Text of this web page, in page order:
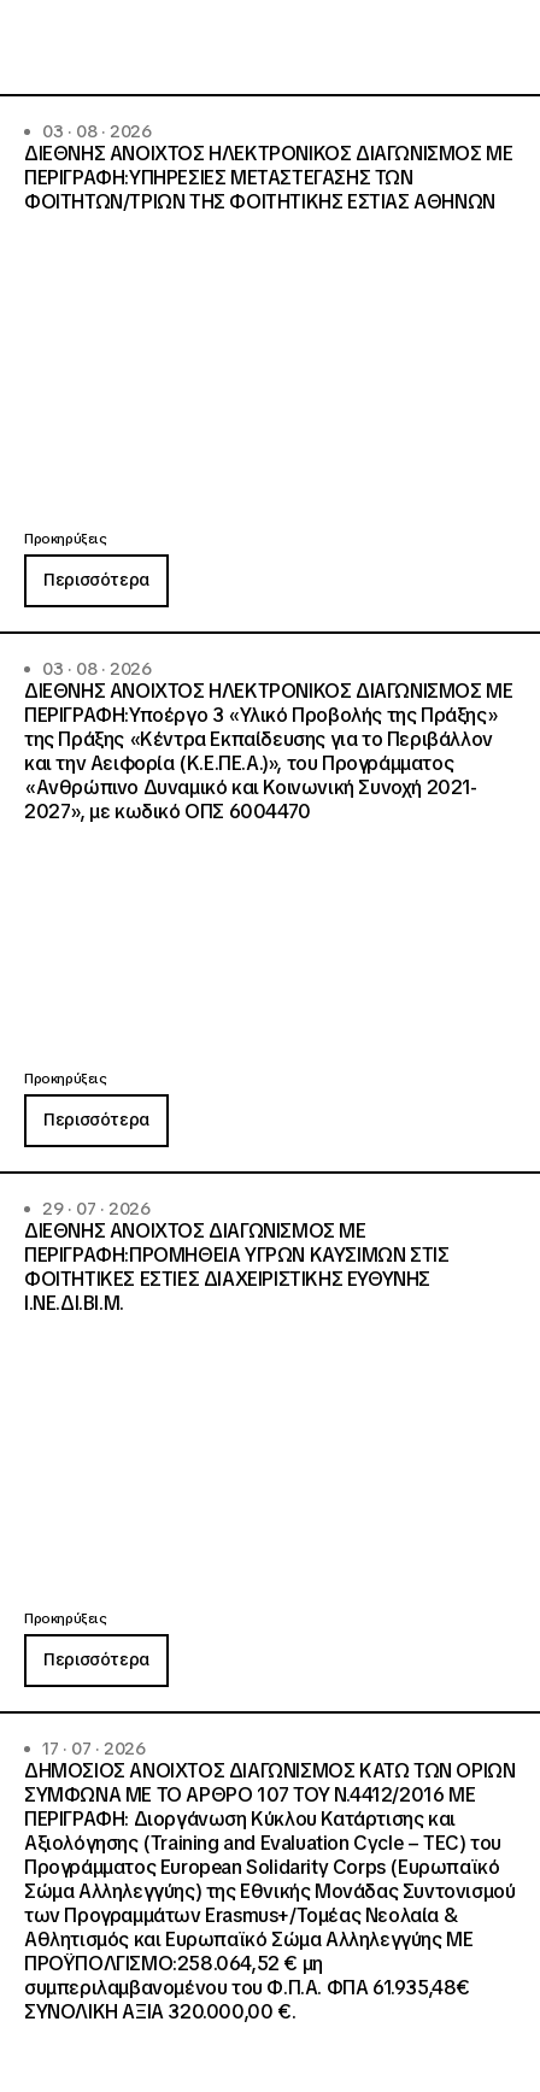
03 · 08 · 2026
ΔΙΕΘΝΗΣ ΑΝΟΙΧΤΟΣ ΗΛΕΚΤΡΟΝΙΚΟΣ ΔΙΑΓΩΝΙΣΜΟΣ ΜΕ
ΠΕΡΙΓΡΑΦΗ:ΥΠΗΡΕΣΙΕΣ METAΣΤΕΓΑΣΗΣ ΤΩΝ
ΦΟΙΤΗΤΩΝ/ΤΡΙΩΝ ΤΗΣ ΦΟΙΤΗΤΙΚΗΣ ΕΣΤΙΑΣ ΑΘΗΝΩΝ
Προκηρύξεις
Περισσότερα
03 · 08 · 2026
ΔΙΕΘΝΗΣ ΑΝΟΙΧΤΟΣ ΗΛΕΚΤΡΟΝΙΚΟΣ ΔΙΑΓΩΝΙΣΜΟΣ ΜΕ
ΠΕΡΙΓΡΑΦΗ:Υποέργο 3 «Υλικό Προβολής της Πράξης»
της Πράξης «Κέντρα Εκπαίδευσης για το Περιβάλλον
και την Αειφορία (Κ.Ε.ΠΕ.Α.)», του Προγράμματος
«Ανθρώπινο Δυναμικό και Κοινωνική Συνοχή 2021-
2027», με κωδικό ΟΠΣ 6004470
Προκηρύξεις
Περισσότερα
29 · 07 · 2026
ΔΙΕΘΝΗΣ ΑΝΟΙΧΤΟΣ ΔΙΑΓΩΝΙΣΜΟΣ ΜΕ
ΠΕΡΙΓΡΑΦΗ:ΠΡΟΜΗΘΕΙΑ ΥΓΡΩΝ ΚΑΥΣΙΜΩΝ ΣΤΙΣ
ΦΟΙΤΗΤΙΚΕΣ ΕΣΤΙΕΣ ΔΙΑΧΕΙΡΙΣΤΙΚΗΣ ΕΥΘΥΝΗΣ
Ι.ΝΕ.ΔΙ.ΒΙ.Μ.
Προκηρύξεις
Περισσότερα
17 · 07 · 2026
ΔΗΜΟΣΙΟΣ ΑΝΟΙΧΤΟΣ ΔΙΑΓΩΝΙΣΜΟΣ ΚΑΤΩ ΤΩΝ ΟΡΙΩΝ
ΣΥΜΦΩΝΑ ΜΕ ΤΟ ΑΡΘΡΟ 107 ΤΟΥ Ν.4412/2016 ΜΕ
ΠΕΡΙΓΡΑΦΗ: Διοργάνωση Κύκλου Κατάρτισης και
Αξιολόγησης (Training and Evaluation Cycle – TEC) του
Προγράμματος European Solidarity Corps (Ευρωπαϊκό
Σώμα Αλληλεγγύης) της Εθνικής Μονάδας Συντονισμού
των Προγραμμάτων Erasmus+/Τομέας Νεολαία &
Αθλητισμός και Ευρωπαϊκό Σώμα Αλληλεγγύης ΜΕ
ΠΡΟΫΠΟΛΓΙΣΜΟ:258.064,52 € μη
συμπεριλαμβανομένου του Φ.Π.Α. ΦΠΑ 61.935,48€
ΣΥΝΟΛΙΚΗ ΑΞΙΑ 320.000,00 €.